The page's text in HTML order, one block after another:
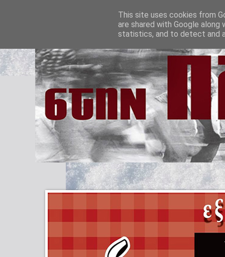
This site uses cookies from
are shared with Google
statistics, and to detect and